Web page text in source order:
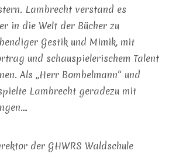
Lambrecht verstand es
in die Welt der Bücher zu
Gestik und Mimik, mit
und schauspielerischem Talent
Als „Herr Bombelmann“ und
Lambrecht geradezu mit
der GHWRS Waldschule